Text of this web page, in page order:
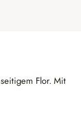
Flor. Mit